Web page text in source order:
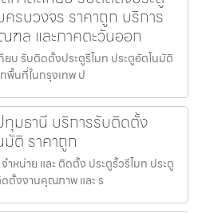
รบวงจร ราคาถูก บริการ
ล และภาคตะวันออก
ยบ รับติดตั้งประตูรีโมท ประตูอัตโนมัติ
พื้นที่ในกรุงเทพ ป
ทุมธานี บริการรับติดตั้ง
มัติ ราคาถูก
หน่าย และ ติดตั้ง ประตูรั้วรีโมท ประตู
ตั้งงานคุณภาพ และ ร